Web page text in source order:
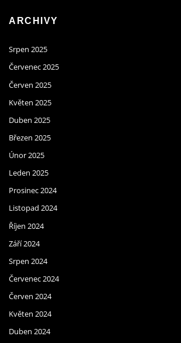
ARCHIVY
Srpen 2025
Červenec 2025
Červen 2025
Květen 2025
Duben 2025
Březen 2025
Únor 2025
Leden 2025
Prosinec 2024
Listopad 2024
Říjen 2024
Září 2024
Srpen 2024
Červenec 2024
Červen 2024
Květen 2024
Duben 2024